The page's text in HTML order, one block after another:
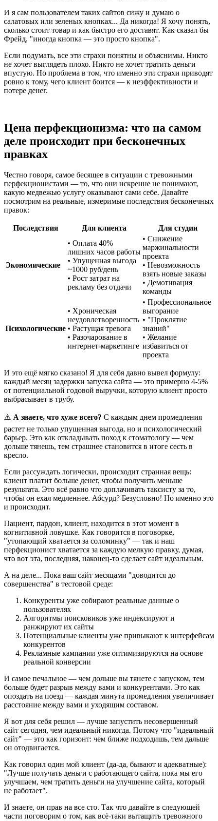
И я сам пользователем таких сайтов сижу и думаю о
салатовых или зеленых кнопках... Да никогда! Я хочу понять,
сколько стоит товар и как быстро его доставят. Как сказал бы
Фрейд, "иногда кнопка — это просто кнопка".
Если подумать, все эти страхи понятны и объяснимы. Никто
не хочет выглядеть плохо. Никто не хочет тратить деньги
впустую. Но проблема в том, что именно эти страхи приводят
ровно к тому, чего клиент боится — к неэффективности и
потере денег.
Цена перфекционизма: что на самом
деле происходит при бесконечных
правках
Честно говоря, самое бесящее в ситуации с тревожными
перфекционистами — то, что они искренне не понимают,
какую медвежью услугу оказывают сами себе. Давайте
посмотрим на реальные, измеримые последствия бесконечных
правок:
Последствия Для клиента Для студии
Экономические
• Оплата 40%
лишних часов работы
• Упущенная выгода
~1000 руб/день
• Рост затрат на
рекламу без отдачи
• Снижение
маржинальности
проекта
• Невозможность
взять новые заказы
• Демотивация
команды
Психологические
• Хроническая
неудовлетворенность
• Растущая тревога
• Разочарование в
интернет-маркетинге
• Профессиональное
выгорание
• "Проклятие
знаний"
• Желание
избавиться от
проекта
И это ещё мягко сказано! Я для себя давно вывел формулу:
каждый месяц задержки запуска сайта — это примерно 4-5%
от потенциальной годовой выручки, которую клиент просто
выбрасывает в трубу.
⚠️ А знаете, что хуже всего? С каждым днем промедления
растет не только упущенная выгода, но и психологический
барьер. Это как откладывать поход к стоматологу — чем
дольше тянешь, тем страшнее становится в итоге сесть в
кресло.
Если рассуждать логически, происходит странная вещь:
клиент платит больше денег, чтобы получить меньше
результата. Это всё равно что доплачивать таксисту за то,
чтобы он ехал медленнее. Абсурд? Безусловно! Но именно это
и происходит.
Пациент, пардон, клиент, находится в этот момент в
когнитивной ловушке. Как говорится в поговорке,
"утопающий хватается за соломинку" — так и наш
перфекционист хватается за каждую мелкую правку, думая,
что вот эта, последняя, наконец-то сделает сайт идеальным.
А на деле... Пока ваш сайт месяцами "доводится до
совершенства" в тестовой среде:
Конкуренты уже собирают реальные данные о
пользователях
Алгоритмы поисковиков уже индексируют и
ранжируют их сайты
Потенциальные клиенты уже привыкают к интерфейсам
конкурентов
Рекламные кампании уже оптимизируются на основе
реальной конверсии
И самое печальное — чем дольше вы тянете с запуском, тем
больше будет разрыв между вами и конкурентами. Это как
опоздать на поезд — каждая минута промедления увеличивает
расстояние между вами и уходящим составом.
Я вот для себя решил — лучше запустить несовершенный
сайт сегодня, чем идеальный никогда. Потому что "идеальный
сайт" — это как горизонт: чем ближе подходишь, тем дальше
он отодвигается.
Как говорил один мой клиент (да-да, бывают и адекватные):
"Лучше получать деньги с работающего сайта, пока мы его
улучшаем, чем тратить деньги на улучшение сайта, который
не работает".
И знаете, он прав на все сто. Так что давайте в следующей
части поговорим о том, как всё-таки вытащить тревожного